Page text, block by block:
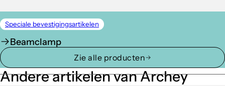
Speciale bevestigingsartikelen
Beamclamp
Zie alle producten
Andere artikelen van Archey